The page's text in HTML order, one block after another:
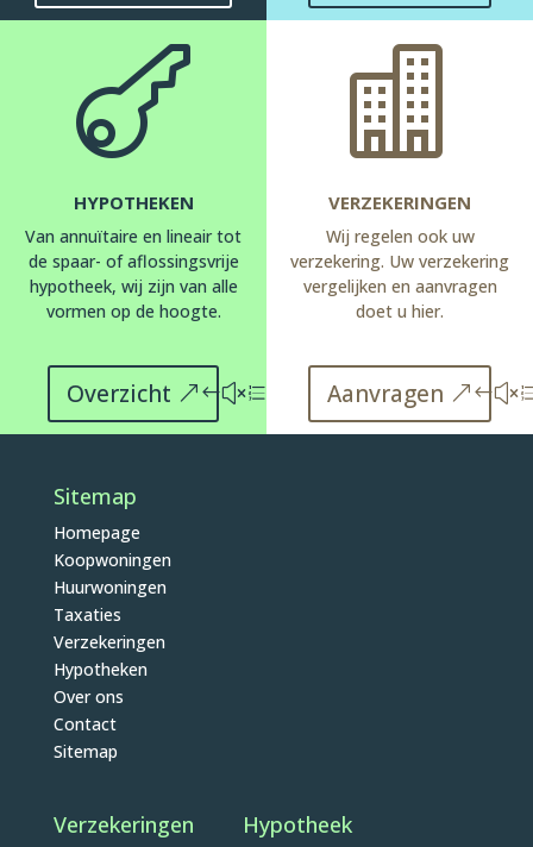

HYPOTHEKEN
Van annuïtaire en lineair tot
de spaar- of aflossingsvrije
hypotheek, wij zijn van alle
vormen op de hoogte.
Overzicht

VERZEKERINGEN
Wij regelen ook uw
verzekering. Uw verzekering
vergelijken en aanvragen
doet u hier.
Aanvragen
Sitemap
Homepage
Koopwoningen
Huurwoningen
Taxaties
Verzekeringen
Hypotheken
Over ons
Contact
Sitemap
Verzekeringen Hypotheek